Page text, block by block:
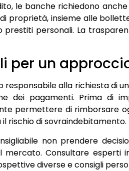
le banche richiedono
proprietà, insieme alle
prestiti personali. La
per un
responsabile alla richiesta di
dei pagamenti. Prima di
permettere di rimborsare
rischio di sovraindebitamento.
non prendere
mercato. Consultare esperti
diverse e consigli